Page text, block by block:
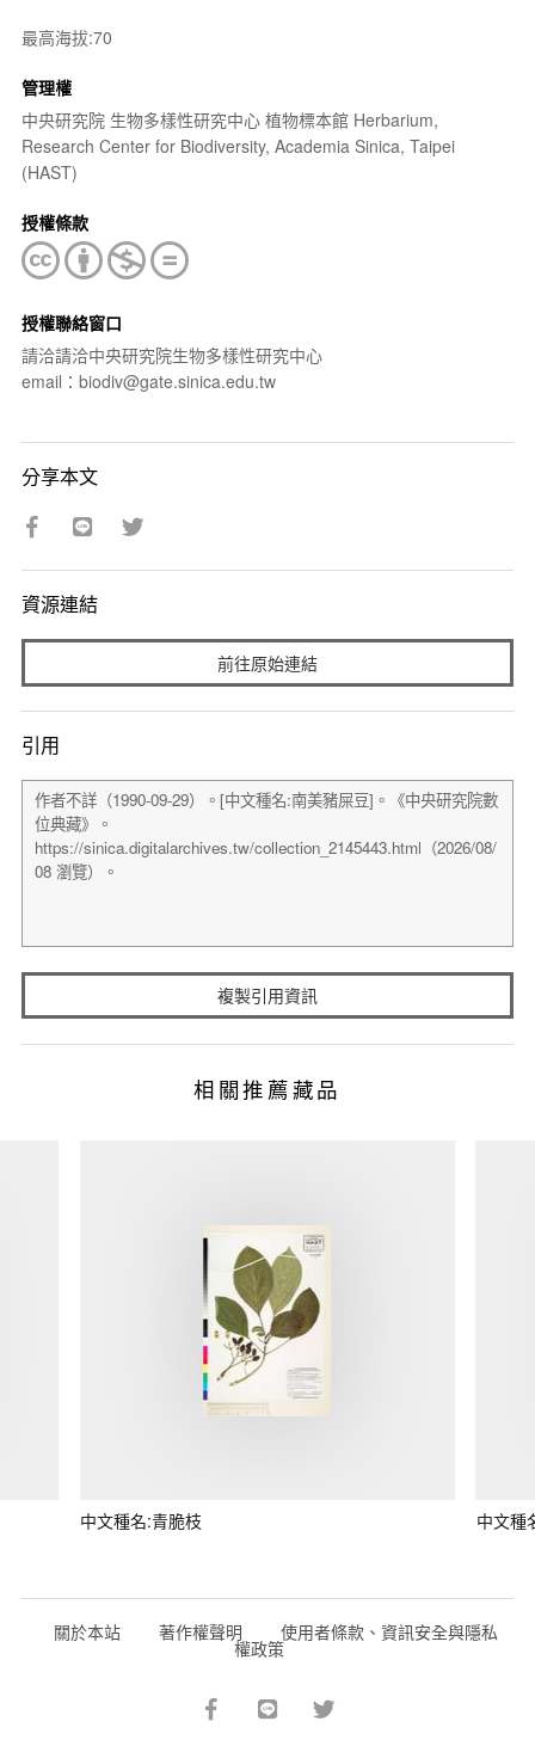
最高海拔:70
管理權
中央研究院 生物多樣性研究中心 植物標本館 Herbarium,
Research Center for Biodiversity, Academia Sinica, Taipei
(HAST)
授權條款
授權聯絡窗口
請洽請洽中央研究院生物多樣性研究中心
email：biodiv@gate.sinica.edu.tw
分享本文
資源連結
前往原始連結
引用
複製引用資訊
相關推薦藏品
中文種名:青脆枝 中文種
關於本站 著作權聲明 使用者條款、資訊安全與隱私
權政策